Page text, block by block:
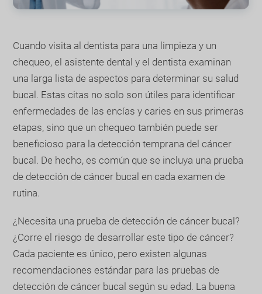
Cuando visita al dentista para una limpieza y un
chequeo, el asistente dental y el dentista examinan
una larga lista de aspectos para determinar su salud
bucal. Estas citas no solo son útiles para identificar
enfermedades de las encías y caries en sus primeras
etapas, sino que un chequeo también puede ser
beneficioso para la detección temprana del cáncer
bucal. De hecho, es común que se incluya una prueba
de detección de cáncer bucal en cada examen de
rutina.
¿Necesita una prueba de detección de cáncer bucal?
¿Corre el riesgo de desarrollar este tipo de cáncer?
Cada paciente es único, pero existen algunas
recomendaciones estándar para las pruebas de
detección de cáncer bucal según su edad. La buena